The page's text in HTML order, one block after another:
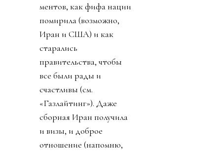
ментов, как фифа нации
помирила (возможно,
Иран и США) и как
старались
правительства, чтобы
все были рады и
счастливы (см.
«Газлайтинг»). Даже
сборная Иран получила
и визы, и доброе
отношение (напомню,